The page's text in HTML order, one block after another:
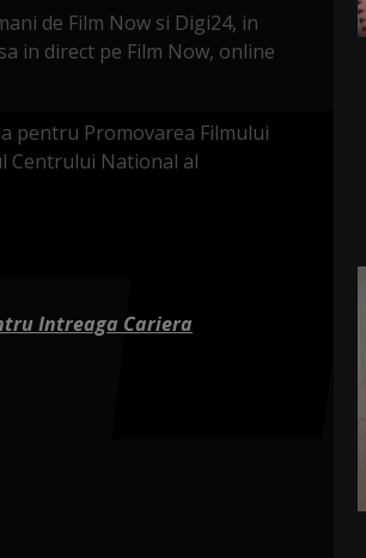
de Film Now si Digi24, in
in direct pe Film Now, online
pentru Promovarea Filmului
Centrului National al
Intreaga Cariera